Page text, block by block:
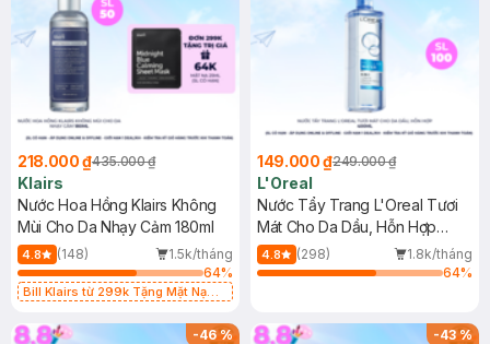
218.000 ₫435.000 ₫
Klairs
Nước Hoa Hồng Klairs Không
Mùi Cho Da Nhạy Cảm 180ml
4.8 (148)
1.5k/tháng
64%
Bill Klairs từ 299k Tặng Mặt Nạ
25ml (SL Có Hạn)
149.000 ₫249.000 ₫
L'Oreal
Nước Tẩy Trang L'Oreal Tươi
Mát Cho Da Dầu, Hỗn Hợp
400ml
4.8 (298)
1.8k/tháng
64%
-46% -43%